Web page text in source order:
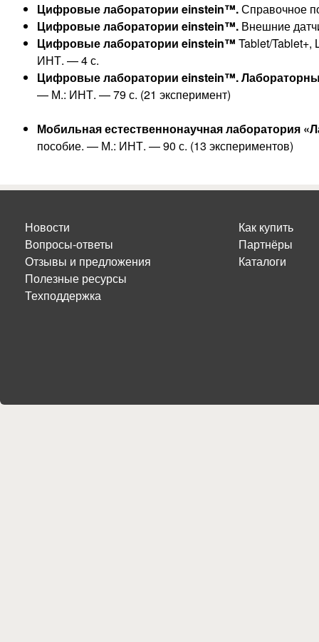
Цифровые лаборатории einstein™.Справочное
Цифровые лаборатории einstein™. Внешние
Цифровые лаборатории einstein™ Tablet/Tablet+,
ИНТ. — 4 с.
Цифровые лаборатории einstein™.
— М.: ИНТ. — 79 с. (21 эксперимент)
Мобильная естественнонаучная лаборатория
пособие. — М.: ИНТ. — 90 с. (13 экспериментов)
Новости
Вопросы-ответы
Отзывы и предложения
Полезные ресурсы
Техподдержка
Как купить
Партнёры
Каталоги